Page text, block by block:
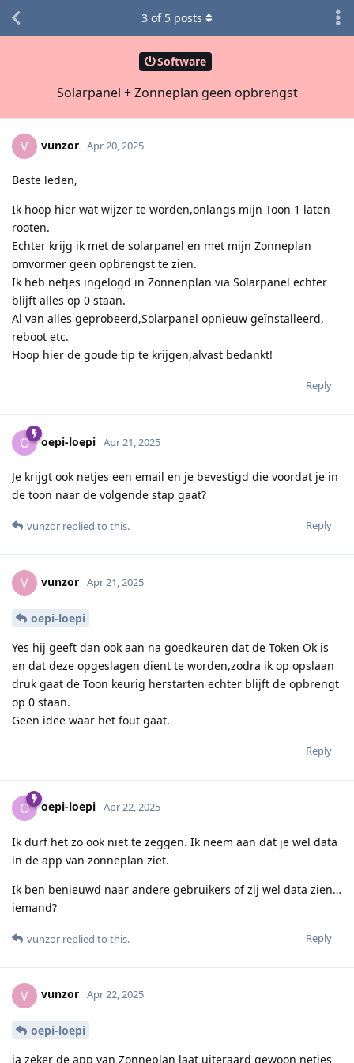
Software
Solarpanel + Zonneplan geen opbrengst
3 of 5 posts
V vunzor Apr 20, 2025
Beste leden,
Ik hoop hier wat wijzer te worden,onlangs mijn Toon 1 laten
rooten.
Echter krijg ik met de solarpanel en met mijn Zonneplan
omvormer geen opbrengst te zien.
Ik heb netjes ingelogd in Zonnenplan via Solarpanel echter
blijft alles op 0 staan.
Al van alles geprobeerd,Solarpanel opnieuw geïnstalleerd,
reboot etc.
Hoop hier de goude tip te krijgen,alvast bedankt!
Reply
O oepi-loepi Apr 21, 2025
Je krijgt ook netjes een email en je bevestigd die voordat je in
de toon naar de volgende stap gaat?
Reply
vunzor replied to this.
V vunzor Apr 21, 2025
oepi-loepi
Yes hij geeft dan ook aan na goedkeuren dat de Token Ok is
en dat deze opgeslagen dient te worden,zodra ik op opslaan
druk gaat de Toon keurig herstarten echter blijft de opbrengt
op 0 staan.
Geen idee waar het fout gaat.
Reply
O oepi-loepi Apr 22, 2025
Ik durf het zo ook niet te zeggen. Ik neem aan dat je wel data
in de app van zonneplan ziet.
Ik ben benieuwd naar andere gebruikers of zij wel data zien…
iemand?
Reply
vunzor replied to this.
V vunzor Apr 22, 2025
oepi-loepi
ja zeker de app van Zonneplan laat uiteraard gewoon netjes